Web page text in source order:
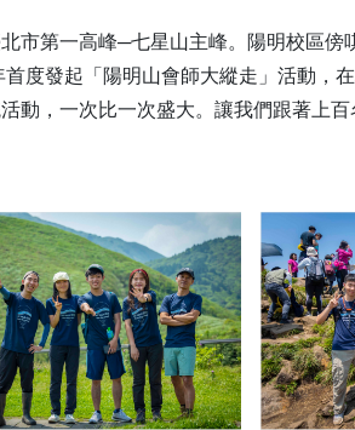
市第一高峰─七星山主峰。陽明校區
度發起「陽明山會師大縱走」活動，
動，一次比一次盛大。讓我們跟著上